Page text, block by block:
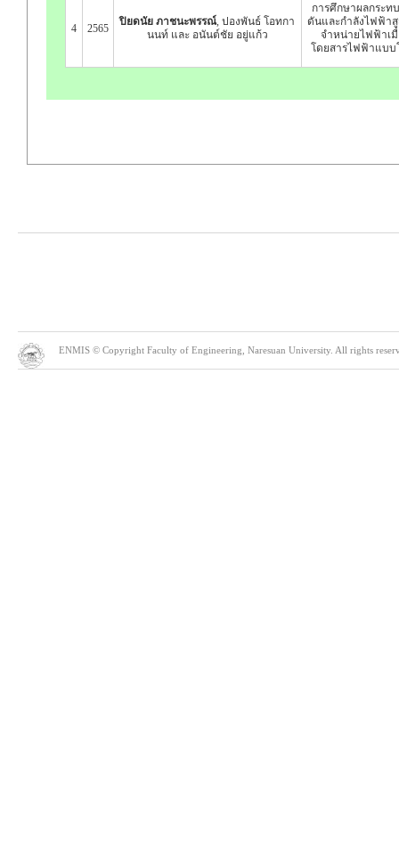
4 2565
ปิยดนัย ภาชนะพรรณ์ , ปองพันธ์ โอทกา
นนท์ และ อนันต์ชัย อยู่แก้ว
การศึกษาผลกระท
ดันและกำลังไฟฟ้า
จำหน่ายไฟฟ้าเ
โดยสารไฟฟ้าแบบ
ENMIS © Copyright Faculty of Engineering, Naresuan University. All rights